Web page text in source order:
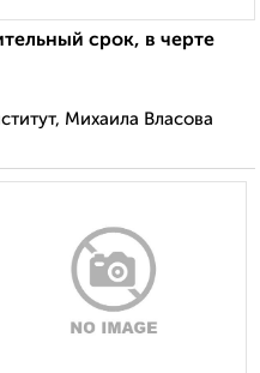
срок, в черте
Михаила Власова